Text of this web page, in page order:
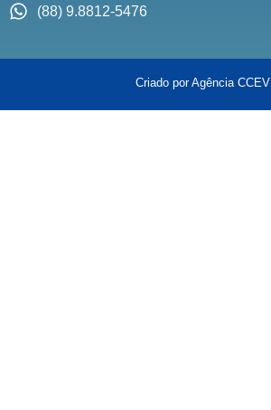
(88) 9.8812-5476
Criado por Agência CCEV